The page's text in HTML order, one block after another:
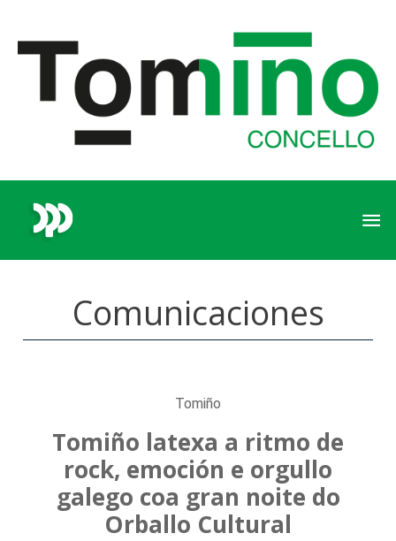
Comunicaciones
Tomiño
Tomiño latexa a ritmo de
rock, emoción e orgullo
galego coa gran noite do
Orballo Cultural